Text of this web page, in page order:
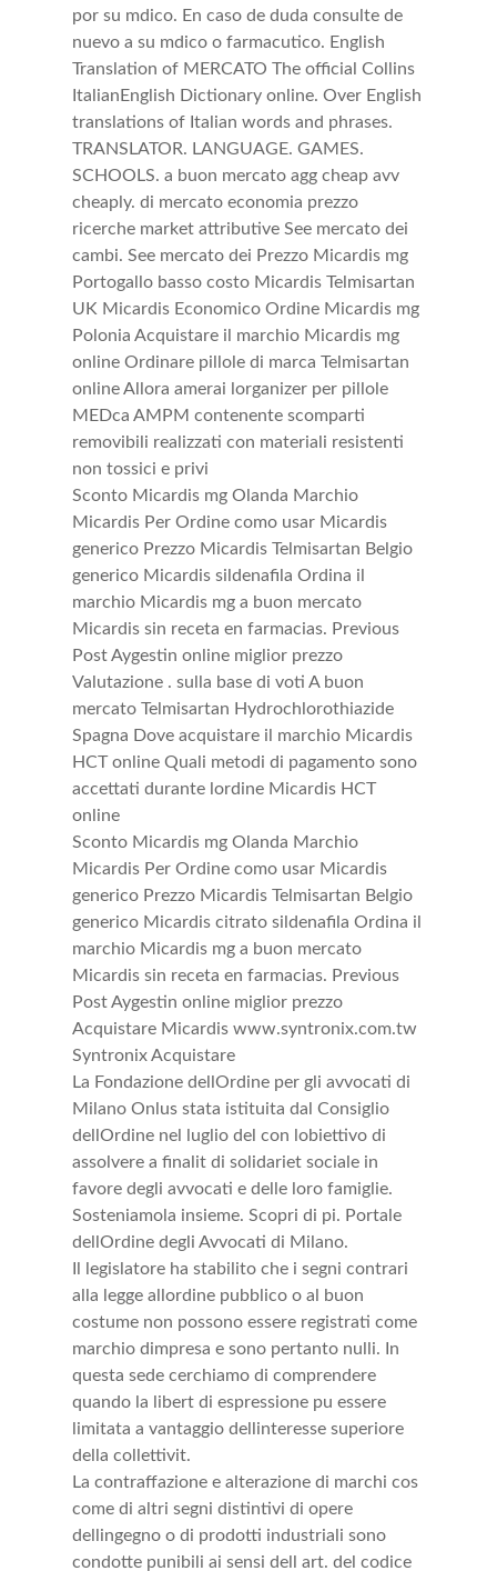
por su mdico. En caso de duda consulte de
nuevo a su mdico o farmacutico. English
Translation of MERCATO The official Collins
ItalianEnglish Dictionary online. Over English
translations of Italian words and phrases.
TRANSLATOR. LANGUAGE. GAMES.
SCHOOLS. a buon mercato agg cheap avv
cheaply. di mercato economia prezzo
ricerche market attributive See mercato dei
cambi. See mercato dei Prezzo Micardis mg
Portogallo basso costo Micardis Telmisartan
UK Micardis Economico Ordine Micardis mg
Polonia Acquistare il marchio Micardis mg
online Ordinare pillole di marca Telmisartan
online Allora amerai lorganizer per pillole
MEDca AMPM contenente scomparti
removibili realizzati con materiali resistenti
non tossici e privi
Sconto Micardis mg Olanda Marchio
Micardis Per Ordine como usar Micardis
generico Prezzo Micardis Telmisartan Belgio
generico Micardis sildenafila Ordina il
marchio Micardis mg a buon mercato
Micardis sin receta en farmacias. Previous
Post Aygestin online miglior prezzo
Valutazione . sulla base di voti A buon
mercato Telmisartan Hydrochlorothiazide
Spagna Dove acquistare il marchio Micardis
HCT online Quali metodi di pagamento sono
accettati durante lordine Micardis HCT
online
Sconto Micardis mg Olanda Marchio
Micardis Per Ordine como usar Micardis
generico Prezzo Micardis Telmisartan Belgio
generico Micardis citrato sildenafila Ordina il
marchio Micardis mg a buon mercato
Micardis sin receta en farmacias. Previous
Post Aygestin online miglior prezzo
Acquistare Micardis www.syntronix.com.tw
Syntronix Acquistare
La Fondazione dellOrdine per gli avvocati di
Milano Onlus stata istituita dal Consiglio
dellOrdine nel luglio del con lobiettivo di
assolvere a finalit di solidariet sociale in
favore degli avvocati e delle loro famiglie.
Sosteniamola insieme. Scopri di pi. Portale
dellOrdine degli Avvocati di Milano.
Il legislatore ha stabilito che i segni contrari
alla legge allordine pubblico o al buon
costume non possono essere registrati come
marchio dimpresa e sono pertanto nulli. In
questa sede cerchiamo di comprendere
quando la libert di espressione pu essere
limitata a vantaggio dellinteresse superiore
della collettivit.
La contraffazione e alterazione di marchi cos
come di altri segni distintivi di opere
dellingegno o di prodotti industriali sono
condotte punibili ai sensi dell art. del codice